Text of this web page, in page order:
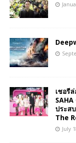
เชอรี
ประส
The
July